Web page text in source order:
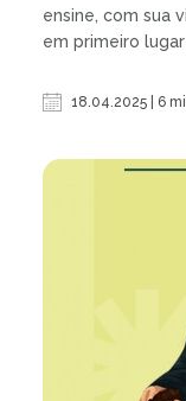
ensine, com sua
em primeiro lugar
18.04.2025 | 6